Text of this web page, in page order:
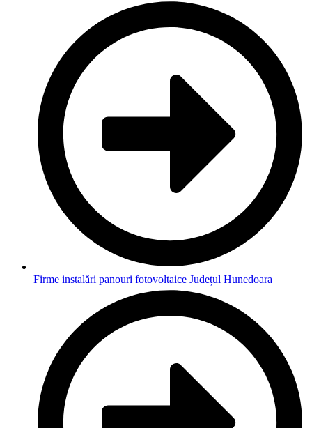
Firme instalări panouri fotovoltaice Județul Hunedoara